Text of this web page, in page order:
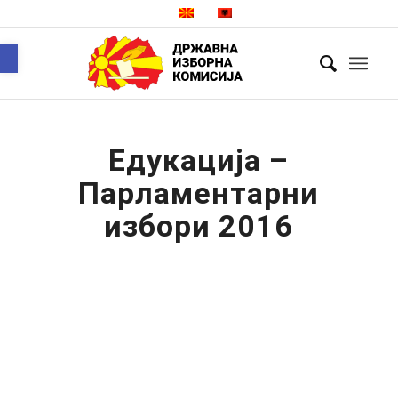
Едукација –
Парламентарни
избори 2016
Open toolbar